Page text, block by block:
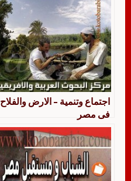
اجتماع وتنمية – الارض والفلاح
فى مصر